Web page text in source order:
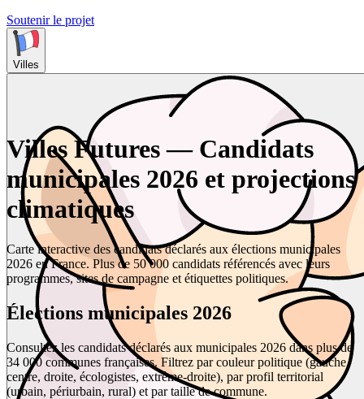
Soutenir le projet
Villes
Villes Futures — Candidats
municipales 2026 et projections
climatiques
Carte interactive des candidats déclarés aux élections municipales
2026 en France. Plus de 50 000 candidats référencés avec leurs
programmes, sites de campagne et étiquettes politiques.
Élections municipales 2026
Consultez les candidats déclarés aux municipales 2026 dans plus de
34 000 communes françaises. Filtrez par couleur politique (gauche,
centre, droite, écologistes, extrême-droite), par profil territorial
(urbain, périurbain, rural) et par taille de commune.